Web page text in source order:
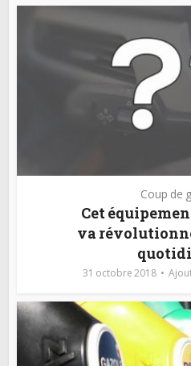
Coup de
Cet
va
31 octobre 2018